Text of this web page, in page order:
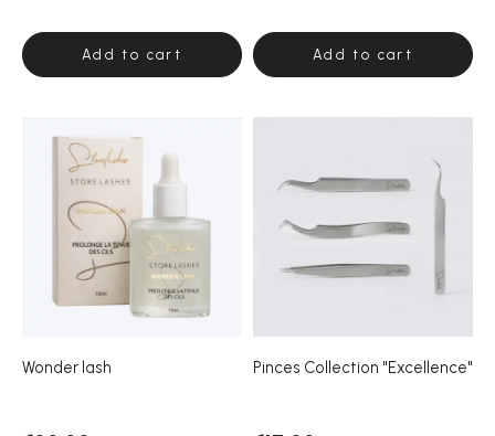
Add to cart Add to cart
Wonder lash Pinces Collection "Excellence"